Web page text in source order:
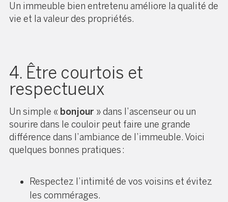
Un immeuble bien entretenu améliore la qualité de
vie et la valeur des propriétés.
4. Être courtois et
respectueux
Un simple « bonjour » dans l’ascenseur ou un
sourire dans le couloir peut faire une grande
différence dans l’ambiance de l’immeuble. Voici
quelques bonnes pratiques :
Respectez l’intimité de vos voisins et évitez
les commérages.